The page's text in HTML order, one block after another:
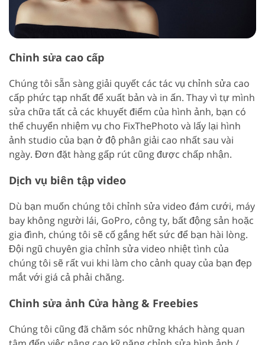
Chỉnh sửa cao cấp
Chúng tôi sẵn sàng giải quyết các tác vụ chỉnh sửa cao
cấp phức tạp nhất để xuất bản và in ấn. Thay vì tự mình
sửa chữa tất cả các khuyết điểm của hình ảnh, bạn có
thể chuyển nhiệm vụ cho FixThePhoto và lấy lại hình
ảnh studio của bạn ở độ phân giải cao nhất sau vài
ngày. Đơn đặt hàng gấp rút cũng được chấp nhận.
Dịch vụ biên tập video
Dù bạn muốn chúng tôi chỉnh sửa video đám cưới, máy
bay không người lái, GoPro, công ty, bất động sản hoặc
gia đình, chúng tôi sẽ cố gắng hết sức để bạn hài lòng.
Đội ngũ chuyên gia chỉnh sửa video nhiệt tình của
chúng tôi sẽ rất vui khi làm cho cảnh quay của bạn đẹp
mắt với giá cả phải chăng.
Chỉnh sửa ảnh Cửa hàng & Freebies
Chúng tôi cũng đã chăm sóc những khách hàng quan